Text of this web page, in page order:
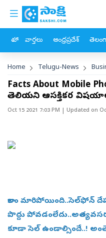
Skip to main content
custom menu
హోం వార్తలు ఆంధ్రప్రదేశ్
Breadcrumb
Home Telugu-News
Facts About Mobile
తెలియని ఆసక్తికర
Oct 15 2021 7:03 PM | Updated on
కాలం మారిపోయింది..సెల్‌ఫోన్
పొద్దు
కూడా సెల్ ఉండాల్సిందే..!